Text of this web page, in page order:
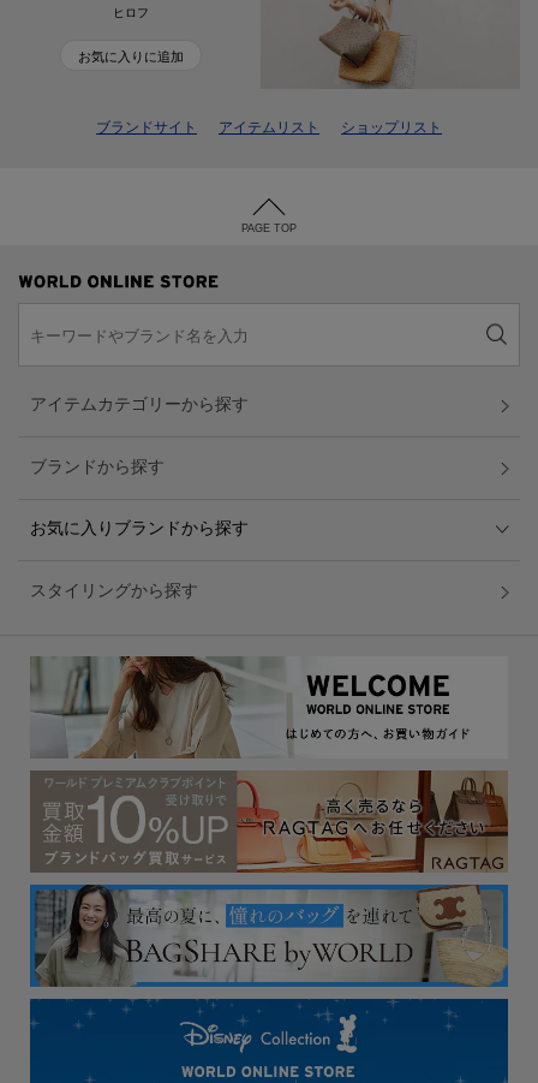
ヒロフ
お気に入りに追加
ブランドサイト アイテムリスト ショップリスト
PAGE TOP
アイテムカテゴリーから探す
ブランドから探す
お気に入りブランドから探す
スタイリングから探す